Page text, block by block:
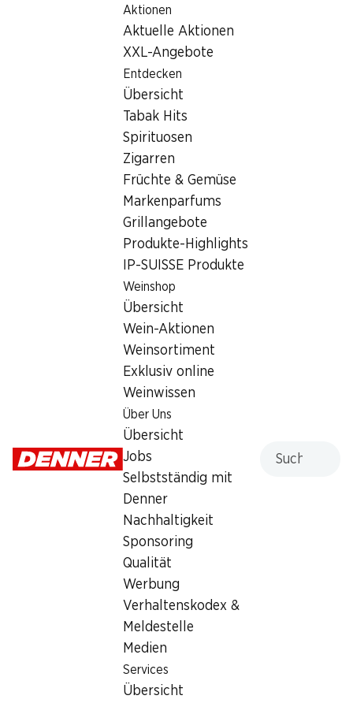
Aktionen
Aktuelle Aktionen
XXL-Angebote
Entdecken
Übersicht
Tabak Hits
Spirituosen
Zigarren
Früchte & Gemüse
Markenparfums
Grillangebote
Produkte-Highlights
IP-SUISSE Produkte
Weinshop
Übersicht
Wein-Aktionen
Weinsortiment
Exklusiv online
Weinwissen
Über Uns
Übersicht
Jobs
Selbstständig mit
Denner
Nachhaltigkeit
Sponsoring
Qualität
Werbung
Verhaltenskodex &
Meldestelle
Medien
Services
Übersicht
Filialsuche
Denner Filiale Rue de la Fontenette 44, 1227 Carouge
1227 Carouge
Rue de la Fontenette 44, 1227 Carouge
Zur Wegbeschreibung
Öffnungszeiten
Bargeldbezug mit Post - / M-Card